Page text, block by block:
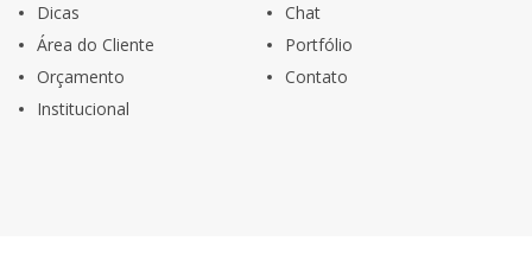
Dicas
Chat
Área do Cliente
Portfólio
Orçamento
Contato
Institucional